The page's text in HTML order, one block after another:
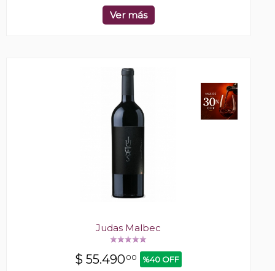
Ver más
Judas Malbec
$ 55.49000 %40 OFF